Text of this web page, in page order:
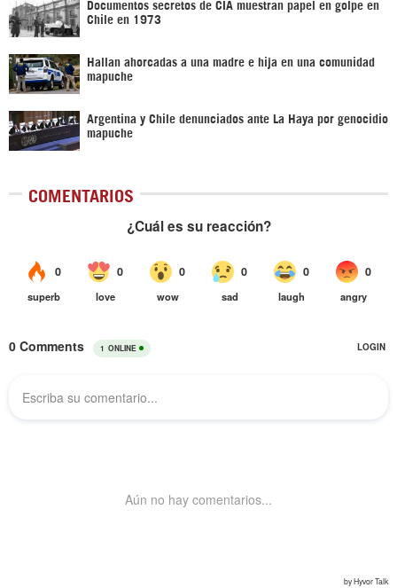
Documentos secretos de CIA muestran papel en golpe en
Chile en 1973
Hallan ahorcadas a una madre e hija en una comunidad
mapuche
Argentina y Chile denunciados ante La Haya por genocidio
mapuche
COMENTARIOS